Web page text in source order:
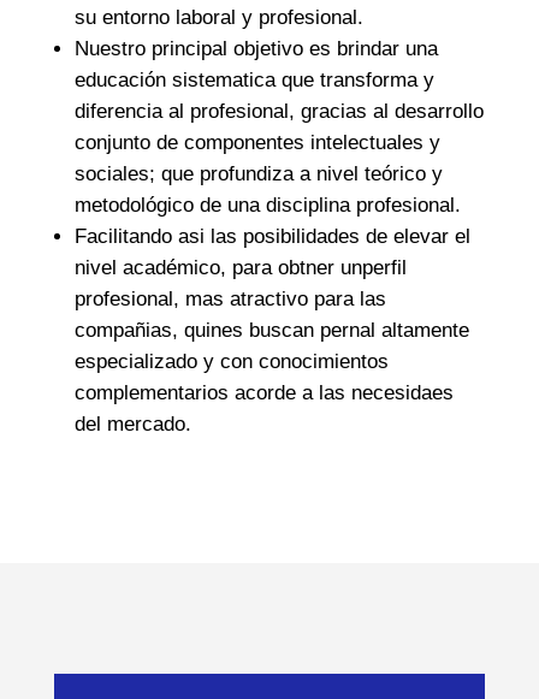
su entorno laboral y profesional.
Nuestro principal objetivo es brindar una
educación sistematica que transforma y
diferencia al profesional, gracias al desarrollo
conjunto de componentes intelectuales y
sociales; que profundiza a nivel teórico y
metodológico de una disciplina profesional.
Facilitando asi las posibilidades de elevar el
nivel académico, para obtner unperfil
profesional, mas atractivo para las
compañias, quines buscan pernal altamente
especializado y con conocimientos
complementarios acorde a las necesidaes
del mercado.